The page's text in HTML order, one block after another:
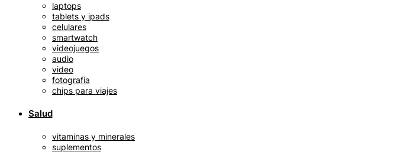
laptops
tablets y ipads
celulares
smartwatch
videojuegos
audio
video
fotografía
chips para viajes
Salud
vitaminas y minerales
suplementos